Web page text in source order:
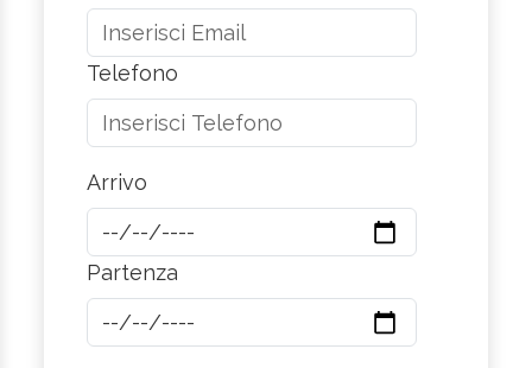
Telefono
Arrivo
Partenza